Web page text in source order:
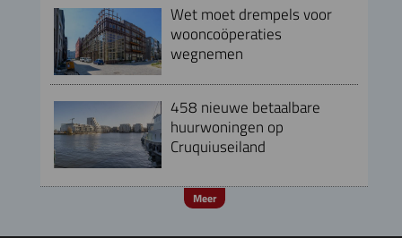
Wet moet drempels voor
wooncoöperaties
wegnemen
458 nieuwe betaalbare
huurwoningen op
Cruquiuseiland
Meer